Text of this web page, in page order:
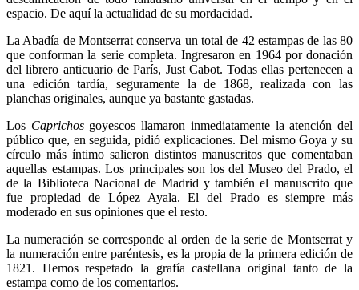
espacio. De aquí la actualidad de su mordacidad.
La Abadía de Montserrat conserva un total de 42 estampas de las 80
que conforman la serie completa. Ingresaron en 1964 por donación
del librero anticuario de París, Just Cabot. Todas ellas pertenecen a
una edición tardía, seguramente la de 1868, realizada con las
planchas originales, aunque ya bastante gastadas.
Los Caprichos goyescos llamaron inmediatamente la atención del
público que, en seguida, pidió explicaciones. Del mismo Goya y su
círculo más íntimo salieron distintos manuscritos que comentaban
aquellas estampas. Los principales son los del Museo del Prado, el
de la Biblioteca Nacional de Madrid y también el manuscrito que
fue propiedad de López Ayala. El del Prado es siempre más
moderado en sus opiniones que el resto.
La numeración se corresponde al orden de la serie de Montserrat y
la numeración entre paréntesis, es la propia de la primera edición de
1821. Hemos respetado la grafía castellana original tanto de la
estampa como de los comentarios.